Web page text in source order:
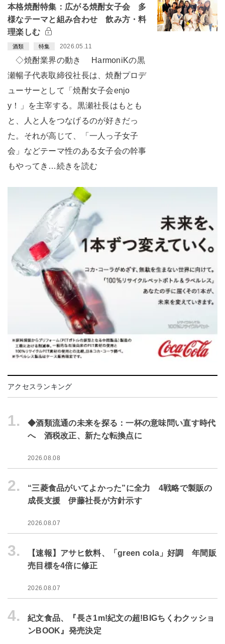
本格焼酎特集：広がる焼酎女子会 多
様なテーマと組み合わせ 飲み方・料
理楽しむ
酒類 特集 2026.05.11
◇焼酎業界の動き HarmoniKの黒
瀬暢子代表取締役社長は、焼酎プロデ
ューサーとして「焼酎女子会enjo
y！」を主宰する。黒瀬社長はもとも
と、人と人をつなげるのが好きだっ
た。それが高じて、「一人っ子女子
会」などテーマ性のある女子会の幹事
もやってき…続きを読む
アクセスランキング
1.
◆酒類流通の未来を探る：一杯の意味問い直す時代
へ 酒税改正、新たな転換点に
2026.08.08
2.
“三菱食品がいてよかった”に全力 4戦略で製販の
成長支援 伊藤社長が方針示す
2026.08.07
3.
【速報】アサヒ飲料、「green cola」好調 年間販
売目標を4倍に修正
2026.08.07
4.
紀文食品、『長さ1m!紀文の超!BIGちくわクッショ
ンBOOK』発売決定